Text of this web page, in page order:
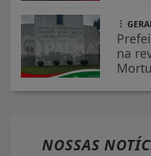
na
NOSSAS